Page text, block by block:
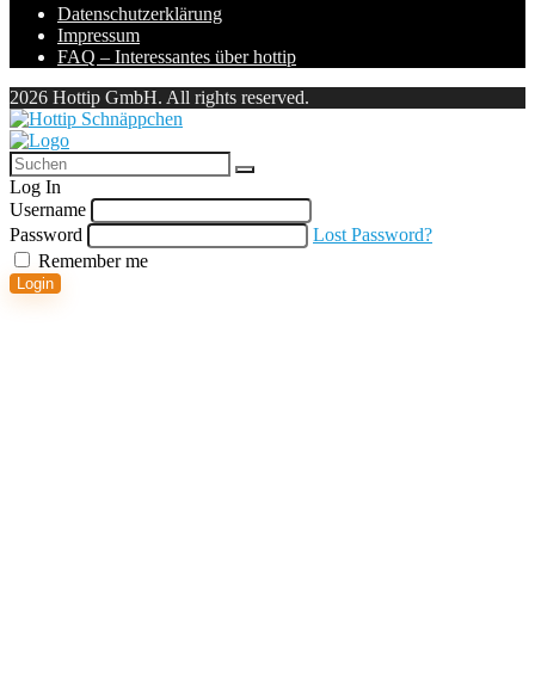
Datenschutzerklärung
Impressum
FAQ – Interessantes über hottip
2026 Hottip GmbH. All rights reserved.
Log In
Username
Password
Lost Password?
Remember me
Login